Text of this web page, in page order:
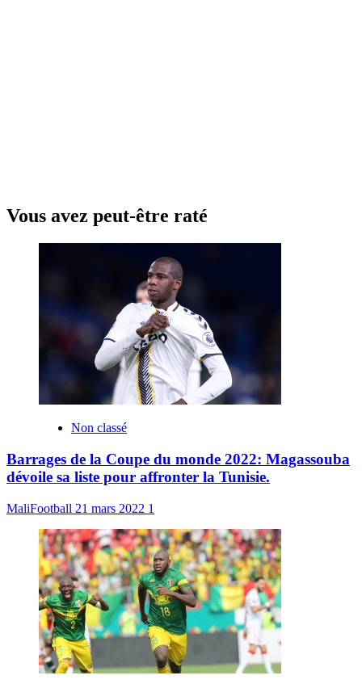
Vous avez peut-être raté
Non classé
Barrages de la Coupe du monde 2022: Magassouba
dévoile sa liste pour affronter la Tunisie.
MaliFootball 21 mars 2022 1